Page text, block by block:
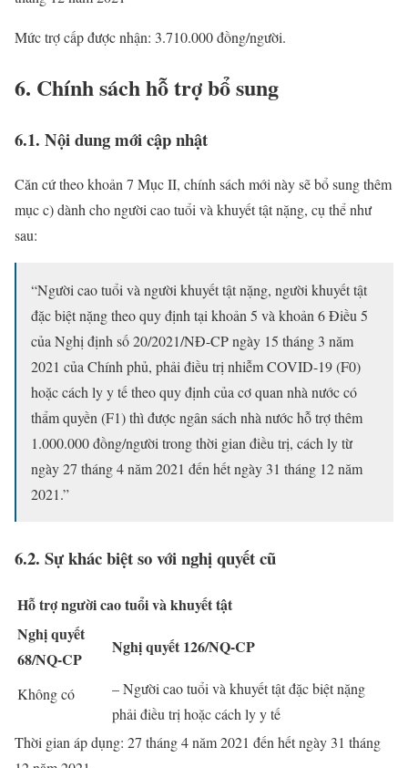
Mức trợ cấp được nhận: 3.710.000 đồng/người.
6. Chính sách hỗ trợ bổ sung
6.1. Nội dung mới cập nhật
Căn cứ theo khoản 7 Mục II, chính sách mới này sẽ bổ sung thêm
mục c) dành cho người cao tuổi và khuyết tật nặng, cụ thể như
sau:
“Người cao tuổi và người khuyết tật nặng, người khuyết tật
đặc biệt nặng theo quy định tại khoản 5 và khoản 6 Điều 5
của Nghị định số 20/2021/NĐ-CP ngày 15 tháng 3 năm
2021 của Chính phủ, phải điều trị nhiễm COVID-19 (F0)
hoặc cách ly y tế theo quy định của cơ quan nhà nước có
thẩm quyền (F1) thì được ngân sách nhà nước hỗ trợ thêm
1.000.000 đồng/người trong thời gian điều trị, cách ly từ
ngày 27 tháng 4 năm 2021 đến hết ngày 31 tháng 12 năm
2021.”
6.2. Sự khác biệt so với nghị quyết cũ
Hỗ trợ người cao tuổi và khuyết tật
Nghị quyết
68/NQ-CP
Nghị quyết 126/NQ-CP
Không có
– Người cao tuổi và khuyết tật đặc biệt nặng
phải điều trị hoặc cách ly y tế
Thời gian áp dụng: 27 tháng 4 năm 2021 đến hết ngày 31 tháng